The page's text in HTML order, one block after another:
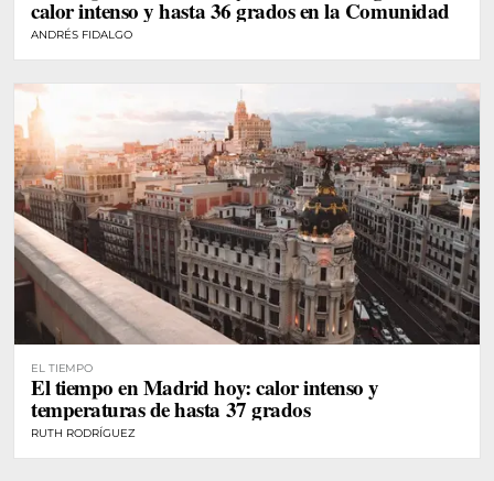
calor intenso y hasta 36 grados en la Comunidad
ANDRÉS FIDALGO
EL TIEMPO
El tiempo en Madrid hoy: calor intenso y
temperaturas de hasta 37 grados
RUTH RODRÍGUEZ